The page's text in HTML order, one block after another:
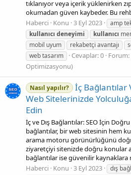
tıklanıyor veya içerik yüklenirken
okumadan güven kaybeder. Bu
Haberci Konu 3 Eyl 2023 amp
kullanıcı deneyimi kullanıcı
mobil uyum
rekabetçi avantajı
web tasarım
Cevaplar: 0 Forum:
Optimizasyonu)
Nasıl yapılır?
İç Bağlantılar
Web Sitelerinizde
Edin
İç ve Dış Bağlantılar: SEO İçin
bağlantılar, bir web sitesinin hem
arama motoru görünürlüğünü
ziyaretçiyi sitenizde doğru konular
bağlantılar ise güvenilir kaynaklara
Haberci Konu 3 Eyl 2023 dış